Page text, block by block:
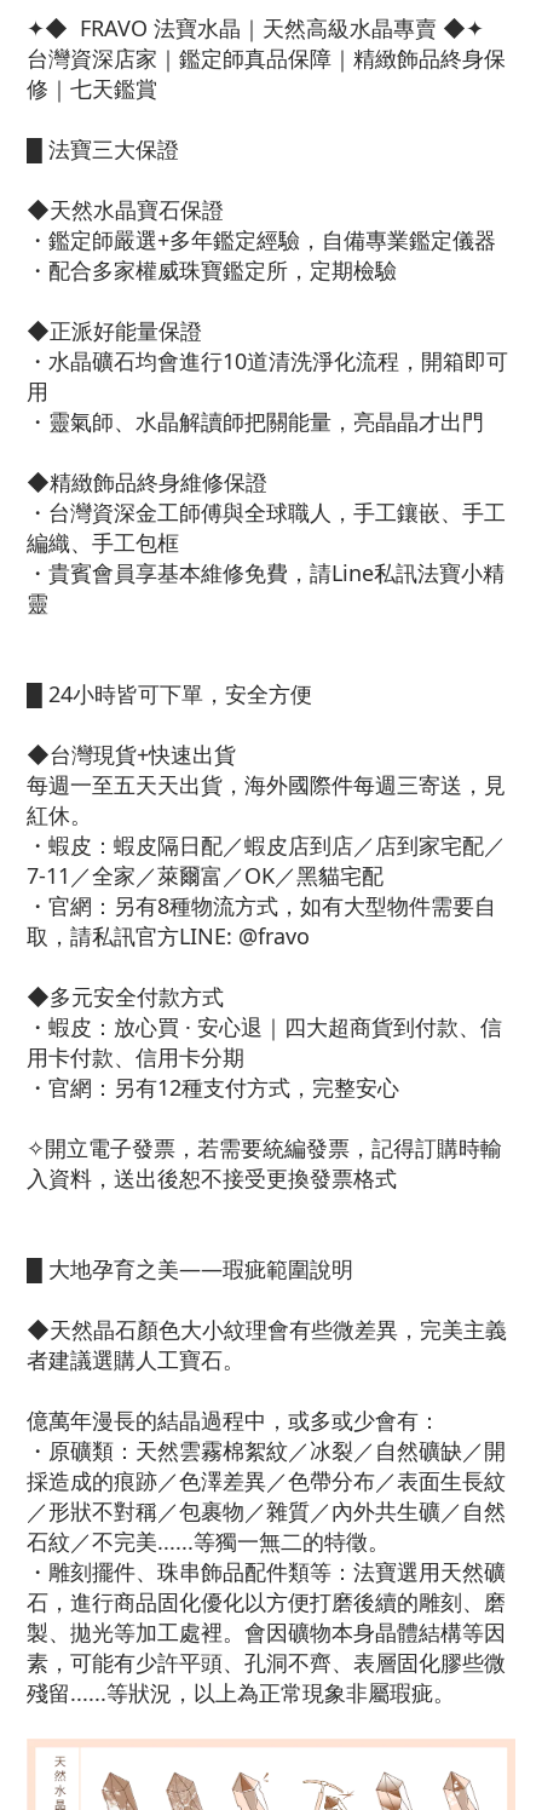
✦◆ FRAVO 法寶水晶｜天然高級水晶專賣 ◆✦
台灣資深店家｜鑑定師真品保障｜精緻飾品終身保
修｜七天鑑賞
█ 法寶三大保證
◆天然水晶寶石保證
・鑑定師嚴選+多年鑑定經驗，自備專業鑑定儀器
・配合多家權威珠寶鑑定所，定期檢驗
◆正派好能量保證
・水晶礦石均會進行10道清洗淨化流程，開箱即可
用
・靈氣師、水晶解讀師把關能量，亮晶晶才出門
◆精緻飾品終身維修保證
・台灣資深金工師傅與全球職人，手工鑲嵌、手工
編織、手工包框
・貴賓會員享基本維修免費，請Line私訊法寶小精
靈
█ 24小時皆可下單，安全方便
◆台灣現貨+快速出貨
每週一至五天天出貨，海外國際件每週三寄送，見
紅休。
・蝦皮：蝦皮隔日配／蝦皮店到店／店到家宅配／
7-11／全家／萊爾富／OK／黑貓宅配
・官網：另有8種物流方式，如有大型物件需要自
取，請私訊官方LINE: @fravo
◆多元安全付款方式
・蝦皮：放心買 · 安心退｜四大超商貨到付款、信
用卡付款、信用卡分期
・官網：另有12種支付方式，完整安心
✧開立電子發票，若需要統編發票，記得訂購時輸
入資料，送出後恕不接受更換發票格式
█ 大地孕育之美——瑕疵範圍說明
◆天然晶石顏色大小紋理會有些微差異，完美主義
者建議選購人工寶石。
億萬年漫長的結晶過程中，或多或少會有：
・原礦類：天然雲霧棉絮紋／冰裂／自然礦缺／開
採造成的痕跡／色澤差異／色帶分布／表面生長紋
／形狀不對稱／包裹物／雜質／內外共生礦／自然
石紋／不完美......等獨一無二的特徵。
・雕刻擺件、珠串飾品配件類等：法寶選用天然礦
石，進行商品固化優化以方便打磨後續的雕刻、磨
製、拋光等加工處裡。會因礦物本身晶體結構等因
素，可能有少許平頭、孔洞不齊、表層固化膠些微
殘留......等狀況，以上為正常現象非屬瑕疵。